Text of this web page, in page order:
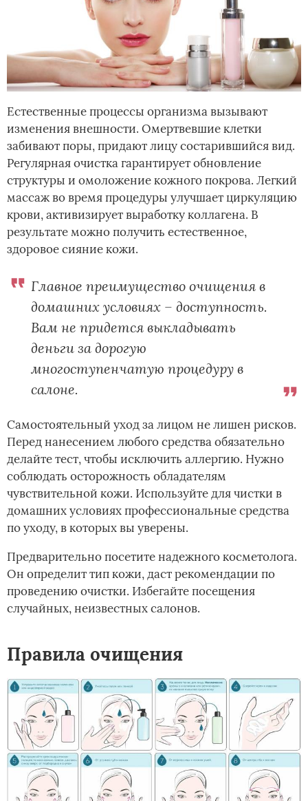
Естественные процессы организма вызывают
изменения внешности. Омертвевшие клетки
забивают поры, придают лицу состарившийся вид.
Регулярная очистка гарантирует обновление
структуры и омоложение кожного покрова. Легкий
массаж во время процедуры улучшает циркуляцию
крови, активизирует выработку коллагена. В
результате можно получить естественное,
здоровое сияние кожи.
Главное преимущество очищения в
домашних условиях – доступность.
Вам не придется выкладывать
деньги за дорогую
многоступенчатую процедуру в
салоне.
Самостоятельный уход за лицом не лишен рисков.
Перед нанесением любого средства обязательно
делайте тест, чтобы исключить аллергию. Нужно
соблюдать осторожность обладателям
чувствительной кожи. Используйте для чистки в
домашних условиях профессиональные средства
по уходу, в которых вы уверены.
Предварительно посетите надежного косметолога.
Он определит тип кожи, даст рекомендации по
проведению очистки. Избегайте посещения
случайных, неизвестных салонов.
Правила очищения